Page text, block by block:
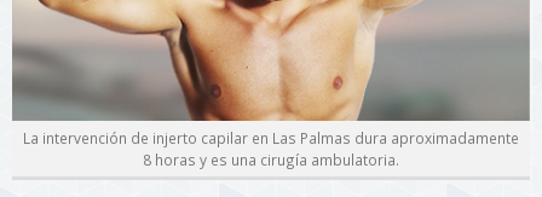
La intervención de injerto capilar en Las Palmas dura aproximadamente
8 horas y es una cirugía ambulatoria.